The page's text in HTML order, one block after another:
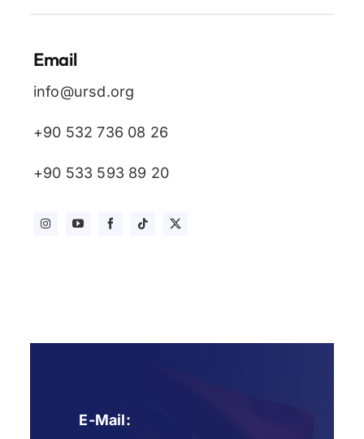
Email
info@ursd.org
+90 532 736 08 26
+90 533 593 89 20
E-Mail: